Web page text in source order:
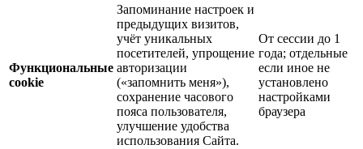
Функциональные
cookie
Запоминание настроек и
предыдущих визитов,
учёт уникальных
посетителей, упрощение
авторизации
(«запомнить меня»),
сохранение часового
пояса пользователя,
улучшение удобства
использования Сайта.
От сессии до 1
года; отдельные
если иное не
установлено
настройками
браузера